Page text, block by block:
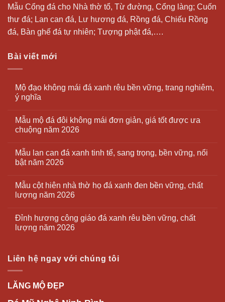
Mẫu Cổng đá cho Nhà thờ tổ, Từ đường, Cổng làng; Cuốn
thư đá; Lan can đá, Lư hương đá, Rồng đá, Chiếu Rồng
đá, Bàn ghế đá tự nhiên; Tượng phật đá,….
Bài viết mới
Mộ đạo không mái đá xanh rêu bền vững, trang nghiêm,
ý nghĩa
Mẫu mộ đá đôi không mái đơn giản, giá tốt được ưa
chuộng năm 2026
Mẫu lan can đá xanh tinh tế, sang trọng, bền vững, nổi
bật năm 2026
Mẫu cột hiên nhà thờ họ đá xanh đen bền vững, chất
lượng năm 2026
Đỉnh hương công giáo đá xanh rêu bền vững, chất
lượng năm 2026
Liên hệ ngay với chúng tôi
LĂNG MỘ ĐẸP